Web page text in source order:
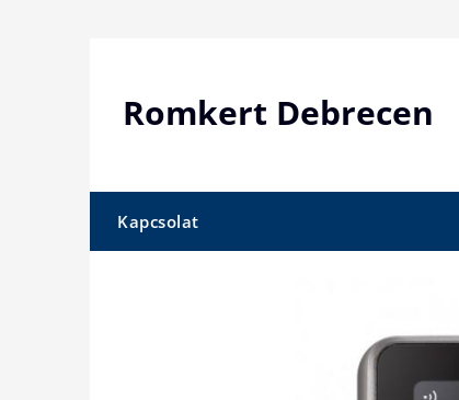
Romkert Debrecen
Kapcsolat